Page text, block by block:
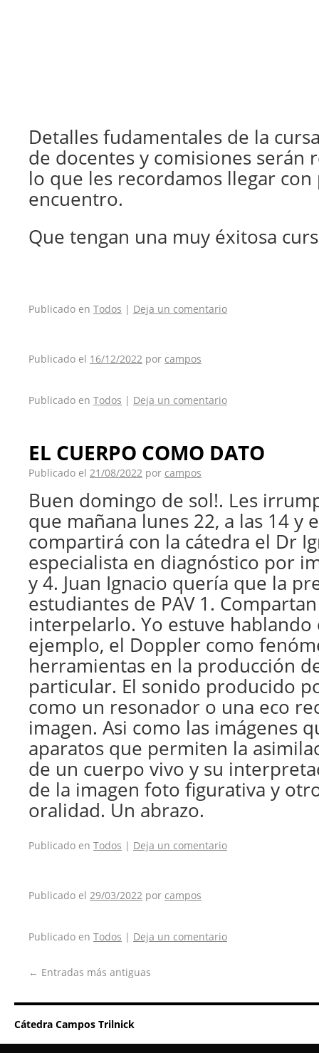
Detalles fudamentales de la
de docentes y comisiones serán
lo que les recordamos llegar
encuentro.
Que tengan una muy éxitosa
Publicado en Todos | Deja un comentario
Publicado el 16/12/2022 por campos
Publicado en Todos | Deja un comentario
EL CUERPO COMO DATO
Publicado el 21/08/2022 por campos
Buen domingo de sol!. Les
que mañana lunes 22, a las 14 y
compartirá con la cátedra el Dr
especialista en diagnóstico por
y 4. Juan Ignacio quería que la
estudiantes de PAV 1.
interpelarlo. Yo estuve hablando
ejemplo, el Doppler como
herramientas en la producción
particular. El sonido producido
como un resonador o una eco
imagen. Asi como las imágenes
aparatos que permiten la
de un cuerpo vivo y su
de la imagen foto figurativa y
oralidad. Un abrazo.
Publicado en Todos | Deja un comentario
Publicado el 29/03/2022 por campos
Publicado en Todos | Deja un comentario
← Entradas más antiguas
Cátedra Campos Trilnick